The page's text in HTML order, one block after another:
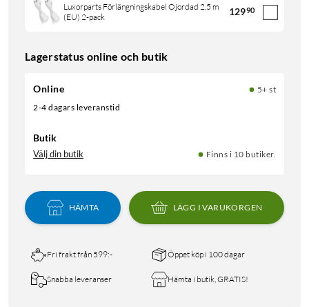
Luxorparts Förlängningskabel Ojordad 2,5 m
(EU) 2-pack
12990
Lagerstatus online och butik
Online
5+ st
2-4 dagars leveranstid
Butik
Välj din butik Finns i 10 butiker.
HÄMTA LÄGG I VARUKORGEN
Fri frakt från 599:- Öppet köp i 100 dagar
Snabba leveranser Hämta i butik, GRATIS!